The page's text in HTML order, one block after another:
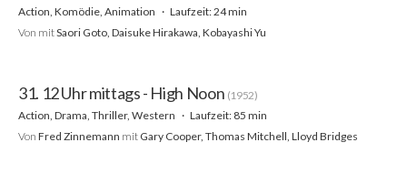
Action, Komödie, Animation
Laufzeit: 24 min
Von mitSaori Goto, Daisuke Hirakawa, Kobayashi Yu
31. 12 Uhr mittags - High Noon (1952)
Action, Drama, Thriller, Western
Laufzeit: 85 min
Von Fred Zinnemann mit Gary Cooper, Thomas Mitchell, Lloyd Bridges